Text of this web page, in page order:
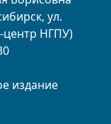
ул.
центр НГПУ)
издание